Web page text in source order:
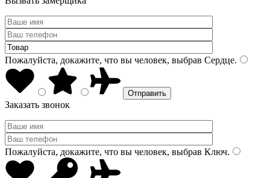
Пожалуйста, докажите, что вы человек, выбрав Сердце.
Заказать звонок
Пожалуйста, докажите, что вы человек, выбрав Ключ.